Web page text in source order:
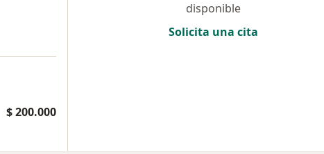
$ 200.000
disponible
Solicita una cita